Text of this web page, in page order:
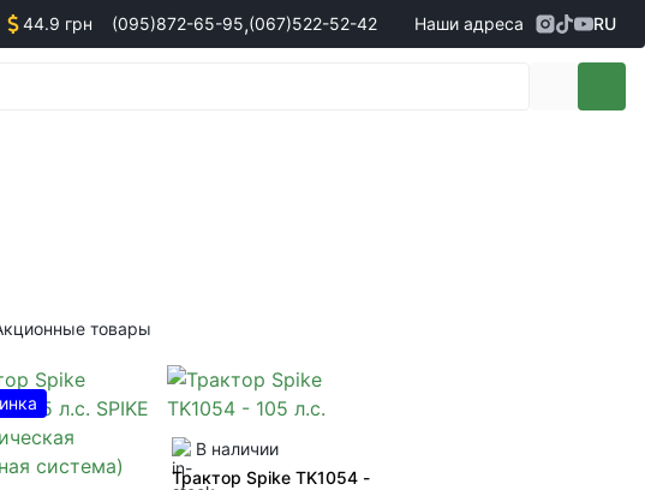
44.9 грн (095)872-65-95,(067)522-52-42
Менеджеры по продаже техники
638-68-68- Едуард
(097) 120-57-20- Олександр
Наши адреса RU
товары
В наличии
Трактор Spike TK1054 -